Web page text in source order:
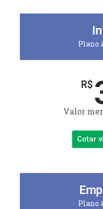
Plano
R$
Valor
Cotar
Plano